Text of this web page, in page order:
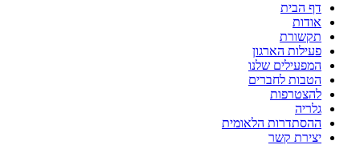
דף הבית
אודות
תקשורת
פעילות הארגון
המפעילים שלנו
הטבות לחברים
להצטרפות
גלריה
ההסתדרות הלאומית
יצירת קשר